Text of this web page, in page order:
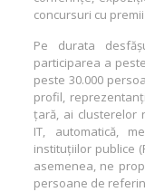
concursuri cu
Pe durata
participarea a
peste 30.000
profil,
țară, ai clusterelor
IT, automatică,
instituțiilor publice
asemenea, ne
persoane de